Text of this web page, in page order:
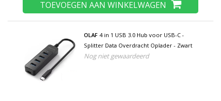
TOEVOEGEN AAN WINKELWAGEN
OLAF 4 in 1 USB 3.0 Hub voor USB-C -
Splitter Data Overdracht Oplader - Zwart
Nog niet gewaardeerd